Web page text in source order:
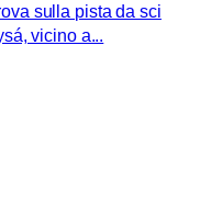
sulla pista da sci
vicino a...